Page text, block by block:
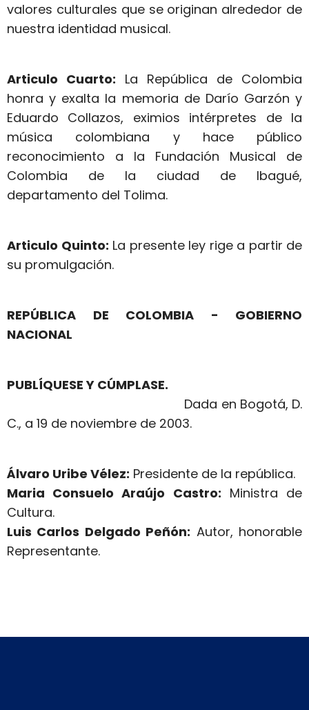
valores culturales que se originan alrededor de
nuestra identidad musical.
Articulo Cuarto: La República de Colombia
honra y exalta la memoria de Darío Garzón y
Eduardo Collazos, eximios intérpretes de la
música colombiana y hace público
reconocimiento a la Fundación Musical de
Colombia de la ciudad de Ibagué,
departamento del Tolima.
Articulo Quinto: La presente ley rige a partir de
su promulgación.
REPÚBLICA DE COLOMBIA - GOBIERNO
NACIONAL
PUBLÍQUESE Y CÚMPLASE.
Dada en Bogotá, D.
C., a 19 de noviembre de 2003.
Álvaro Uribe Vélez: Presidente de la república.
Maria Consuelo Araújo Castro: Ministra de
Cultura.
Luis Carlos Delgado Peñón: Autor, honorable
Representante.